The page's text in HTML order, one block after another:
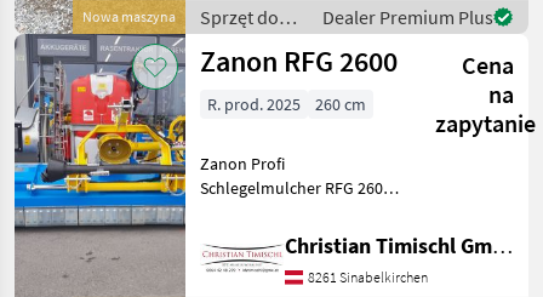
Nowa maszyna
Stützkufen, hintere
Stützwalze höhenver
Sprzęt do
siewu /
Zanon
Dealer Premium Plus
Zanon RFG 2600
Cena
na
zapytanie
R. prod. 2025 260 cm
Zanon Profi
Schlegelmulcher RFG 2600
hydraulischen
Seitenverschub ,
Beleuchtung inkl.
Christian Timischl GmbH
8261 Sinabelkirchen